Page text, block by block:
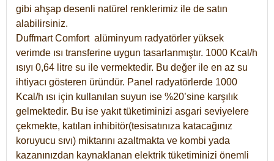
gibi ahşap desenli natürel renklerimiz ile de satın
alabilirsiniz.
Duffmart Comfort alüminyum radyatörler yüksek
verimde ısı transferine uygun tasarlanmıştır. 1000 Kcal/h
ısıyı 0,64 litre su ile vermektedir. Bu değer ile en az su
ihtiyacı gösteren üründür. Panel radyatörlerde 1000
Kcal/h ısı için kullanılan suyun ise %20’sine karşılık
gelmektedir. Bu ise yakıt tüketiminizi asgari seviyelere
çekmekte, katılan inhibitör(tesisatınıza katacağınız
koruyucu sıvı) miktarını azaltmakta ve kombi yada
kazanınızdan kaynaklanan elektrik tüketiminizi önemli